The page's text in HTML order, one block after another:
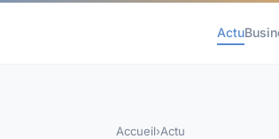
Actu
Accueil›Actu